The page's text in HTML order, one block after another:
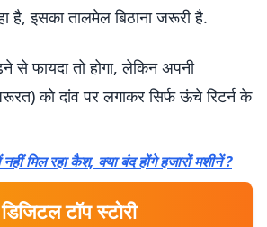
है, इसका तालमेल बिठाना जरूरी है.
से फायदा तो होगा, लेकिन अपनी
को दांव पर लगाकर सिर्फ ऊंचे रिटर्न के
मिल रहा कैश, क्या बंद होंगे हजारों मशीनें ?
टॉप स्टोरी